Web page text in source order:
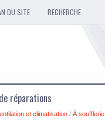
DU SITE RECHERCHE
réparations
et climatisation / À soufflerie